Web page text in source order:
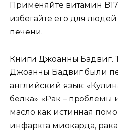
Применяйте витамин
избегайте его для
печени.
Книги Джоанны Бадвиг.
Джоанны Бадвиг были
английский язык:
белка», «Рак –
масло как истинная
инфаркта миокарда,